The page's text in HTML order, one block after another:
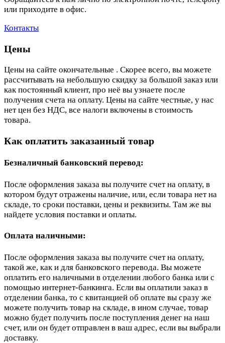
или приходите в офис.
Контакты
Цены
Цены на сайте окончательные . Скорее всего, вы можете
рассчитывать на небольшую скидку за большой заказ или
как постоянный клиент, про неё вы узнаете после
получения счета на оплату. Цены на сайте честные, у нас
нет цен без НДС, все налоги включены в стоимость
товара.
Как оплатить заказанный товар
Безналичный банковский перевод:
После оформления заказа вы получите счет на оплату, в
котором будут отражены наличие, или, если товара нет на
складе, то сроки поставки, цены и реквизиты. Там же вы
найдете условия поставки и оплаты.
Оплата наличными:
После оформления заказа вы получите счет на оплату,
такой же, как и для банковского перевода. Вы можете
оплатить его наличными в отделении любого банка или с
помощью интернет-банкинга. Если вы оплатили заказ в
отделении банка, то с квитанцией об оплате вы сразу же
можете получить товар на складе, в ином случае, товар
можно будет получить после поступления денег на наш
счет, или он будет отправлен в ваш адрес, если вы выбрали
доставку.